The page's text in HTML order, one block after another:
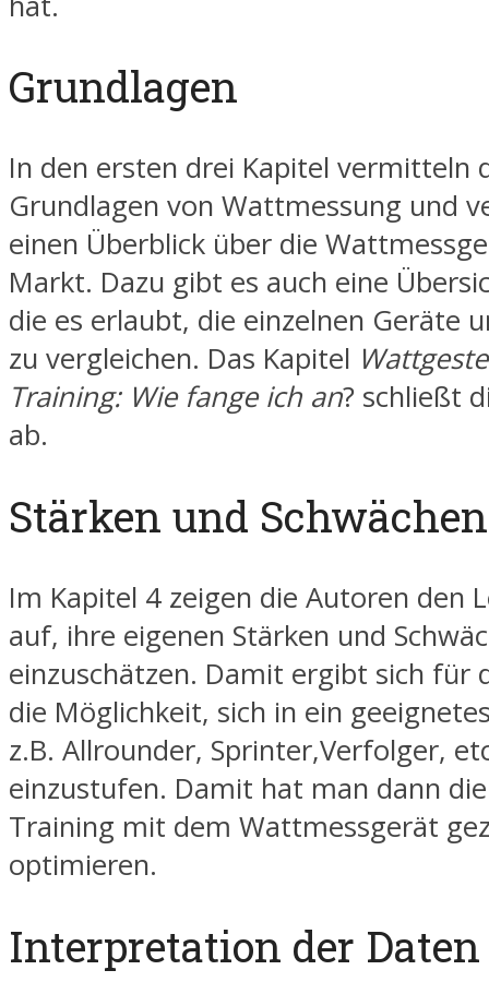
Grundlagen
In den ersten drei Kapitel vermitteln
Grundlagen von Wattmessung und
einen Überblick über die
Markt. Dazu gibt es auch eine
die es erlaubt, die einzelnen Geräte
zu vergleichen. Das Kapitel
Training: Wie fange ich an? schließt
ab.
Stärken und Schwächen
Im Kapitel 4 zeigen die Autoren den
auf, ihre eigenen Stärken und
einzuschätzen. Damit ergibt sich für
die Möglichkeit, sich in ein
z.B. Allrounder, Sprinter,Verfolger,
einzustufen. Damit hat man dann
Training mit dem Wattmessgerät
optimieren.
Interpretation der Daten